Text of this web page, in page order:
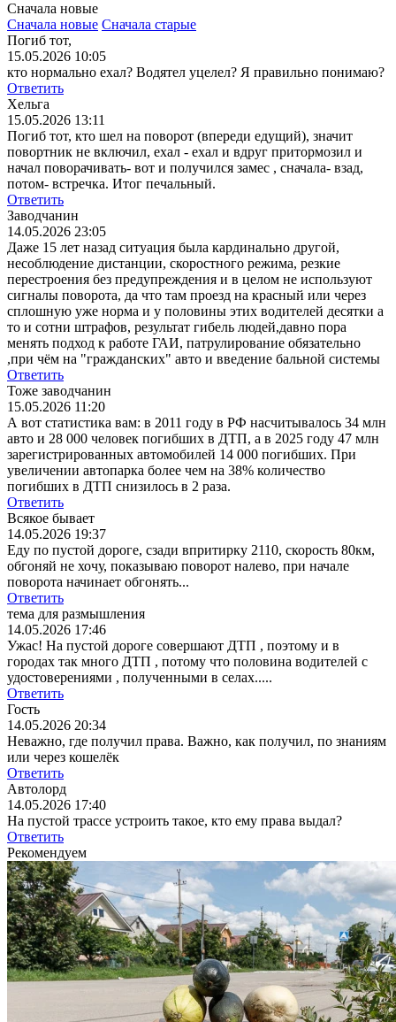
Сначала новые
Сначала новые Сначала старые
Погиб тот,
15.05.2026 10:05
кто нормально ехал? Водятел уцелел? Я правильно понимаю?
Ответить
Хельга
15.05.2026 13:11
Погиб тот, кто шел на поворот (впереди едущий), значит
повортник не включил, ехал - ехал и вдруг притормозил и
начал поворачивать- вот и получился замес , сначала- взад,
потом- встречка. Итог печальный.
Ответить
Заводчанин
14.05.2026 23:05
Даже 15 лет назад ситуация была кардинально другой,
несоблюдение дистанции, скоростного режима, резкие
перестроения без предупреждения и в целом не используют
сигналы поворота, да что там проезд на красный или через
сплошную уже норма и у половины этих водителей десятки а
то и сотни штрафов, результат гибель людей,давно пора
менять подход к работе ГАИ, патрулирование обязательно
,при чём на "гражданских" авто и введение бальной системы
Ответить
Тоже заводчанин
15.05.2026 11:20
А вот статистика вам: в 2011 году в РФ насчитывалось 34 млн
авто и 28 000 человек погибших в ДТП, а в 2025 году 47 млн
зарегистрированных автомобилей 14 000 погибших. При
увеличении автопарка более чем на 38% количество
погибших в ДТП снизилось в 2 раза.
Ответить
Всякое бывает
14.05.2026 19:37
Еду по пустой дороге, сзади впритирку 2110, скорость 80км,
обгоняй не хочу, показываю поворот налево, при начале
поворота начинает обгонять...
Ответить
тема для размышления
14.05.2026 17:46
Ужас! На пустой дороге совершают ДТП , поэтому и в
городах так много ДТП , потому что половина водителей с
удостоверениями , полученными в селах.....
Ответить
Гость
14.05.2026 20:34
Неважно, где получил права. Важно, как получил, по знаниям
или через кошелёк
Ответить
Автолорд
14.05.2026 17:40
На пустой трассе устроить такое, кто ему права выдал?
Ответить
Рекомендуем